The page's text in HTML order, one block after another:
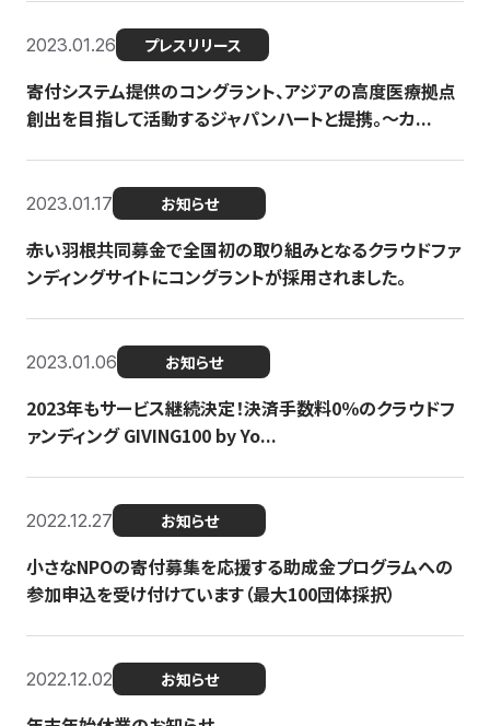
2023.01.26 プレスリリース
寄付システム提供のコングラント、アジアの高度医療拠点
創出を目指して活動するジャパンハートと提携。〜カ...
2023.01.17 お知らせ
赤い羽根共同募金で全国初の取り組みとなるクラウドファ
ンディングサイトにコングラントが採用されました。
2023.01.06 お知らせ
2023年もサービス継続決定！決済手数料0％のクラウドフ
ァンディング GIVING100 by Yo...
2022.12.27 お知らせ
小さなNPOの寄付募集を応援する助成金プログラムへの
参加申込を受け付けています（最大100団体採択）
2022.12.02 お知らせ